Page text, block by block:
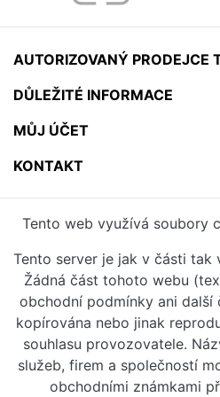
AUTORIZOVANÝ PRODEJCE
DŮLEŽITÉ INFORMACE
MŮJ ÚČET
KONTAKT
Tento web využívá soubory
Tento server je jak v části tak
Žádná část tohoto webu
obchodní podmínky ani další
kopírována nebo jinak
souhlasu provozovatele.
služeb, firem a společností
obchodními známkami